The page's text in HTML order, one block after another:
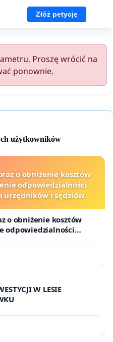
Złóż petycję
Proszę wrócić na
ponownie.
użytkowników
o obniżenie kosztów
odpowiedzialności
urzędników i sędziów
o obniżenie kosztów
odpowiedzialności
i sędziów
W LESIE